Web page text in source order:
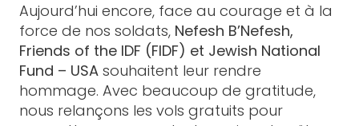
Aujourd’hui encore, face au courage et à la
force de nos soldats, Nefesh B’Nefesh,
Friends of the IDF (FIDF) et Jewish National
Fund – USA souhaitent leur rendre
hommage. Avec beaucoup de gratitude,
nous relançons les vols gratuits pour